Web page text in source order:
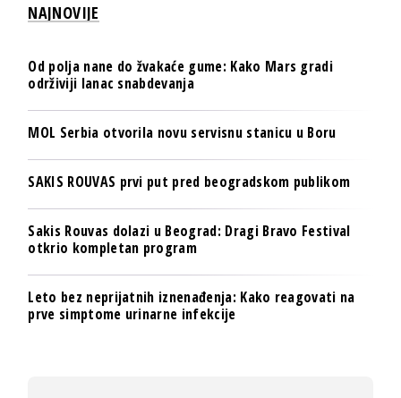
NAJNOVIJE
Od polja nane do žvakaće gume: Kako Mars gradi
održiviji lanac snabdevanja
MOL Serbia otvorila novu servisnu stanicu u Boru
SAKIS ROUVAS prvi put pred beogradskom publikom
Sakis Rouvas dolazi u Beograd: Dragi Bravo Festival
otkrio kompletan program
Leto bez neprijatnih iznenađenja: Kako reagovati na
prve simptome urinarne infekcije